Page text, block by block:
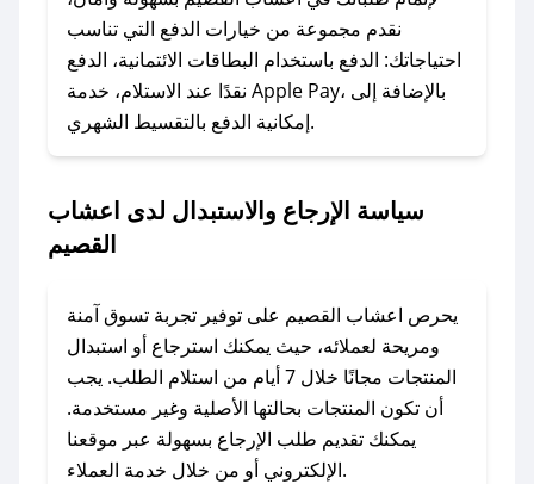
الرسائل الخاصة على تويتر أو البريد الإلكتروني،
وسنقوم بحل المشكلة في أسرع وقت ممكن.
### ماذا أفعل إذا لم أجد كود خصم لمتجري
المفضل؟
مراسلتنا مباشرة وسنعمل على توفير الكوبونات في
أسرع وقت ممكن.
### كيف تحصل على كوبونات خصم حصرية من
اعشاب القصيم؟
للحصول على كوبونات وخصومات حصرية، قم بما
يلي:
- اضغط على أيقونة متابعة لمتجر اعشاب القصيم
في تطبيق صحصح.
نقدم مجموعة من خيارات الدفع التي تناسب
احتياجاتك: الدفع باستخدام البطاقات الائتمانية، الدفع
نقدًا عند الاستلام، خدمة Apple Pay، بالإضافة إلى
إمكانية الدفع بالتقسيط الشهري.
سياسة الإرجاع والاستبدال لدى اعشاب
القصيم
يحرص اعشاب القصيم على توفير تجربة تسوق آمنة
ومريحة لعملائه، حيث يمكنك استرجاع أو استبدال
المنتجات مجانًا خلال 7 أيام من استلام الطلب. يجب
أن تكون المنتجات بحالتها الأصلية وغير مستخدمة.
يمكنك تقديم طلب الإرجاع بسهولة عبر موقعنا
الإلكتروني أو من خلال خدمة العملاء.